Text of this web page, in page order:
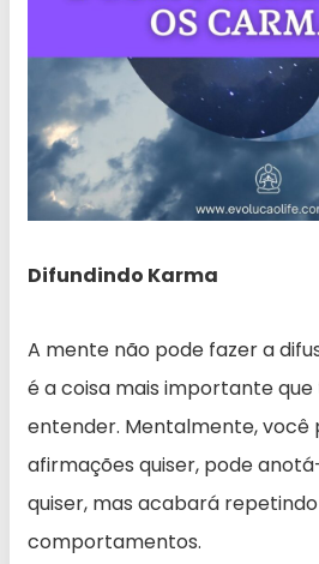
Difundindo Karma
A mente não pode fazer a
é a coisa mais importante
entender. Mentalmente, você
afirmações quiser, pode
quiser, mas acabará
comportamentos.